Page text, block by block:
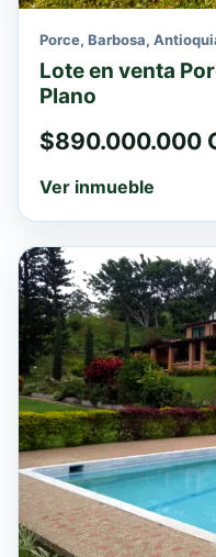
Porce, Barbosa,
Lote en venta
Plano
$890.000.000
Ver inmueble